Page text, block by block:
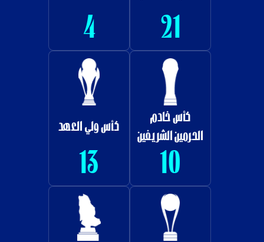
21
4
كأس خادم
الحرمين الشريفين
10
كأس ولي العهد
13